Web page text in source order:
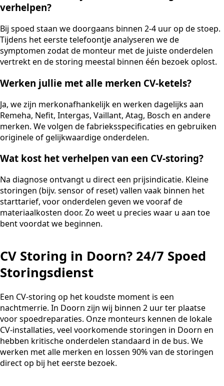
verhelpen?
Bij spoed staan we doorgaans binnen 2-4 uur op de stoep.
Tijdens het eerste telefoontje analyseren we de
symptomen zodat de monteur met de juiste onderdelen
vertrekt en de storing meestal binnen één bezoek oplost.
Werken jullie met alle merken CV-ketels?
Ja, we zijn merkonafhankelijk en werken dagelijks aan
Remeha, Nefit, Intergas, Vaillant, Atag, Bosch en andere
merken. We volgen de fabrieksspecificaties en gebruiken
originele of gelijkwaardige onderdelen.
Wat kost het verhelpen van een CV-storing?
Na diagnose ontvangt u direct een prijsindicatie. Kleine
storingen (bijv. sensor of reset) vallen vaak binnen het
starttarief, voor onderdelen geven we vooraf de
materiaalkosten door. Zo weet u precies waar u aan toe
bent voordat we beginnen.
CV Storing in Doorn? 24/7 Spoed
Storingsdienst
Een CV-storing op het koudste moment is een
nachtmerrie. In Doorn zijn wij binnen 2 uur ter plaatse
voor spoedreparaties. Onze monteurs kennen de lokale
CV-installaties, veel voorkomende storingen in Doorn en
hebben kritische onderdelen standaard in de bus. We
werken met alle merken en lossen 90% van de storingen
direct op bij het eerste bezoek.